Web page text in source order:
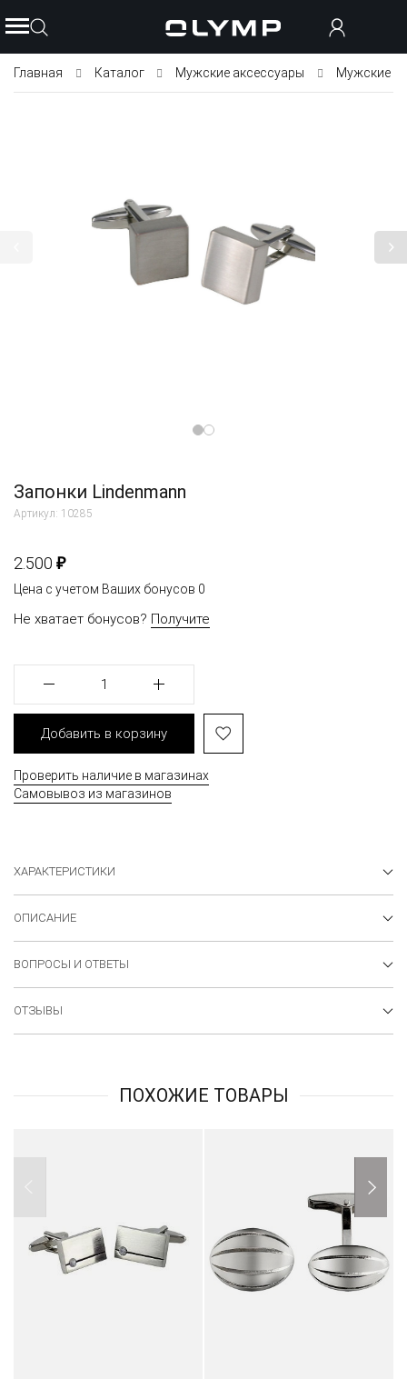
Главная Каталог Мужские аксессуары Мужские
Запонки Lindenmann
Артикул: 10285
2.500 ₽
Цена с учетом Ваших бонусов 0
Не хватает бонусов? Получите
1
Добавить в корзину
Проверить наличие в магазинах
Самовывоз из магазинов
ХАРАКТЕРИСТИКИ
ОПИСАНИЕ
ВОПРОСЫ И ОТВЕТЫ
ОТЗЫВЫ
ПОХОЖИЕ ТОВАРЫ